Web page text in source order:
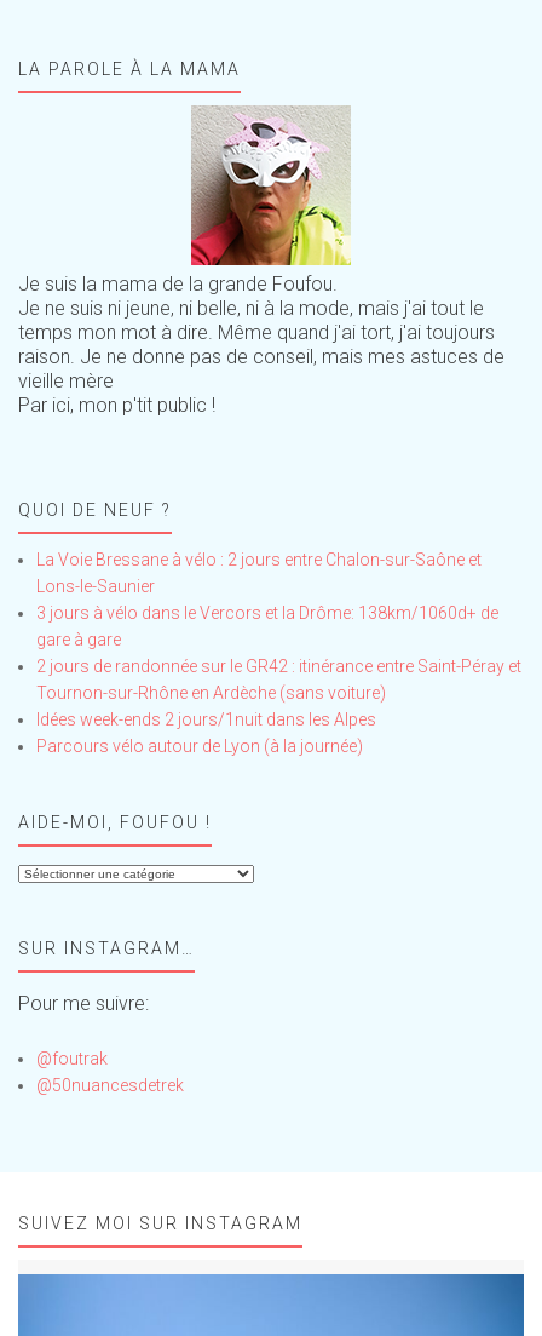
LA PAROLE À LA MAMA
Je suis la mama de la grande Foufou.
Je ne suis ni jeune, ni belle, ni à la mode, mais j'ai tout le
temps mon mot à dire. Même quand j'ai tort, j'ai toujours
raison. Je ne donne pas de conseil, mais mes astuces de
vieille mère
Par ici, mon p'tit public !
QUOI DE NEUF ?
La Voie Bressane à vélo : 2 jours entre Chalon-sur-Saône et
Lons-le-Saunier
3 jours à vélo dans le Vercors et la Drôme: 138km/1060d+ de
gare à gare
2 jours de randonnée sur le GR42 : itinérance entre Saint-Péray et
Tournon-sur-Rhône en Ardèche (sans voiture)
Idées week-ends 2 jours/1nuit dans les Alpes
Parcours vélo autour de Lyon (à la journée)
AIDE-MOI, FOUFOU !
Aide-
!SUR INSTAGRAM…
Pour me suivre:
@foutrak
@50nuancesdetrek
SUIVEZ MOI SUR INSTAGRAM